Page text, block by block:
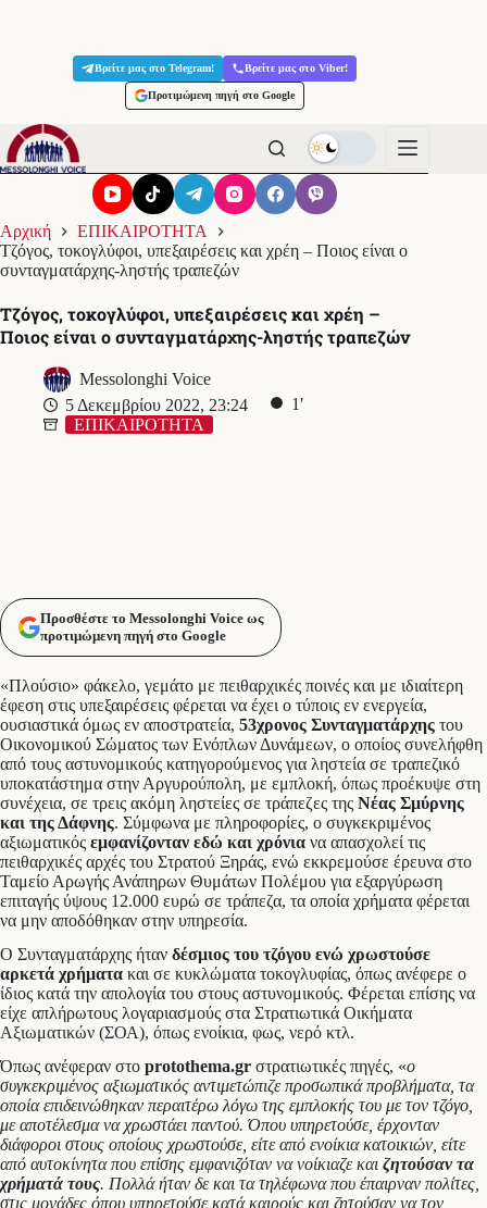
Βρείτε μας στο Telegram! Βρείτε μας στο Viber!
Προτιμώμενη πηγή στο Google
Αρχική
ΕΠΙΚΑΙΡΟΤΗΤΑ
Τζόγος, τοκογλύφοι, υπεξαιρέσεις και χρέη – Ποιος είναι ο
συνταγματάρχης-ληστής τραπεζών
Τζόγος, τοκογλύφοι, υπεξαιρέσεις και χρέη –
Ποιος είναι ο συνταγματάρχης-ληστής τραπεζών
Messolonghi Voice
5 Δεκεμβρίου 2022, 23:24
1′
ΕΠΙΚΑΙΡΟΤΗΤΑ
Προσθέστε το Messolonghi Voice ως
προτιμώμενη πηγή στο Google
«Πλούσιο» φάκελο, γεμάτο με πειθαρχικές ποινές και με ιδιαίτερη
έφεση στις υπεξαιρέσεις φέρεται να έχει ο τύποις εν ενεργεία,
ουσιαστικά όμως εν αποστρατεία, 53χρονος Συνταγματάρχης του
Οικονομικού Σώματος των Ενόπλων Δυνάμεων, ο οποίος συνελήφθη
από τους αστυνομικούς κατηγορούμενος για ληστεία σε τραπεζικό
υποκατάστημα στην Αργυρούπολη, με εμπλοκή, όπως προέκυψε στη
συνέχεια, σε τρεις ακόμη ληστείες σε τράπεζες της Νέας Σμύρνης
και της Δάφνης. Σύμφωνα με πληροφορίες, ο συγκεκριμένος
αξιωματικός εμφανίζονταν εδώ και χρόνια να απασχολεί τις
πειθαρχικές αρχές του Στρατού Ξηράς, ενώ εκκρεμούσε έρευνα στο
Ταμείο Αρωγής Ανάπηρων Θυμάτων Πολέμου για εξαργύρωση
επιταγής ύψους 12.000 ευρώ σε τράπεζα, τα οποία χρήματα φέρεται
να μην αποδόθηκαν στην υπηρεσία.
Ο Συνταγματάρχης ήταν δέσμιος του τζόγου ενώ χρωστούσε
αρκετά χρήματα και σε κυκλώματα τοκογλυφίας, όπως ανέφερε ο
ίδιος κατά την απολογία του στους αστυνομικούς. Φέρεται επίσης να
είχε απλήρωτους λογαριασμούς στα Στρατιωτικά Οικήματα
Αξιωματικών (ΣΟΑ), όπως ενοίκια, φως, νερό κτλ.
Όπως ανέφεραν στο protothema.gr στρατιωτικές πηγές, «ο
συγκεκριμένος αξιωματικός αντιμετώπιζε προσωπικά προβλήματα, τα
οποία επιδεινώθηκαν περαιτέρω λόγω της εμπλοκής του με τον τζόγο,
με αποτέλεσμα να χρωστάει παντού. Όπου υπηρετούσε, έρχονταν
διάφοροι στους οποίους χρωστούσε, είτε από ενοίκια κατοικιών, είτε
από αυτοκίνητα που επίσης εμφανιζόταν να νοίκιαζε και ζητούσαν τα
χρήματά τους. Πολλά ήταν δε και τα τηλέφωνα που έπαιρναν πολίτες,
στις μονάδες όπου υπηρετούσε κατά καιρούς και ζητούσαν να τον